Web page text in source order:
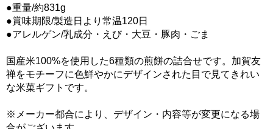
●重量/約831g
●賞味期限/製造日より常温120日
●アレルゲン/乳成分・えび・大豆・豚肉・ごま
国産米100%を使用した6種類の煎餅の詰合せです。加賀友
禅をモチーフに色鮮やかにデザインされた目で見てきれい
な米菓ギフトです。
※メーカー都合により、デザイン・内容等が変更になる場